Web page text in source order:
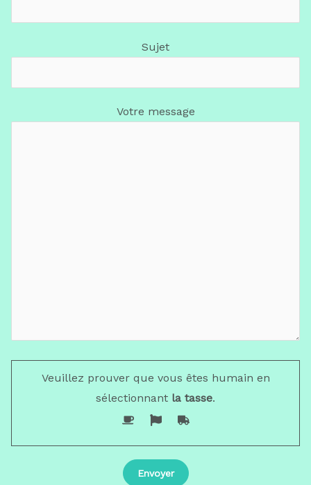
Sujet
Votre message
Veuillez prouver que vous êtes humain en
sélectionnant la tasse.